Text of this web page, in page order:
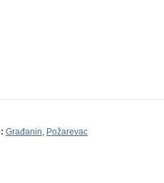
Građanin, Požarevac